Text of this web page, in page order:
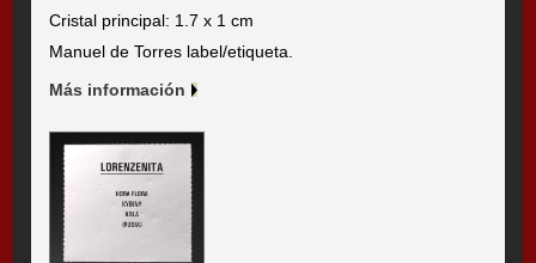
Cristal principal: 1.7 x 1 cm
Manuel de Torres label/etiqueta.
Más información